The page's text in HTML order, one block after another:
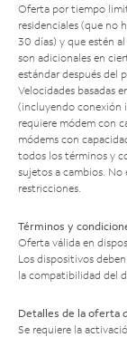
Oferta por tiempo
residenciales (que no
30 días) y que estén
son adicionales en
estándar después del
Velocidades basadas
(incluyendo conexión
requiere módem con
módems con
todos los términos y
sujetos a cambios. No
restricciones.
Términos y
Oferta válida en
Los dispositivos
la compatibilidad del
Detalles de la oferta
Se requiere la